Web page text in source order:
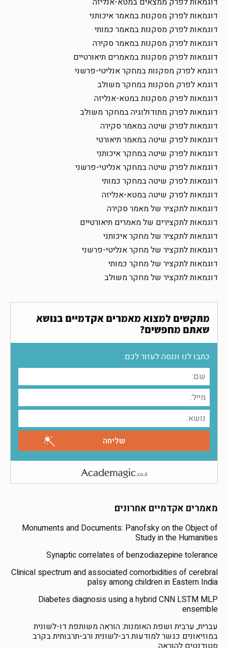
דוגמאות לפרק מסקנות במאמר איכותני
דוגמאות לפרק מסקנות במאמר כמותי
דוגמאות לפרק מסקנות במאמר סקירה
דוגמאות לפרק מסקנות במאמרים תיאורטיים
דוגמא לפרק מסקנות במחקר אנליטי-פרשני
דוגמא לפרק מסקנות במחקר משולב
דוגמאות לפרק מסקנות במטא-אנליזה
דוגמאות לפרק מתודולוגיה במחקר משולב
דוגמאות לפרק שיטה במאמר סקירה
דוגמאות לפרק שיטה במאמר תיאורטי
דוגמאות לפרק שיטה במחקר איכותני
דוגמאות לפרק שיטה במחקר אנליטי-פרשני
דוגמאות לפרק שיטה במחקר כמותי
דוגמאות לפרק שיטה במטא-אנליזה
דוגמאות לתקציר של מאמר סקירה
דוגמאות לתקצירים של מאמרים תיאורטיים
דוגמאות לתקציר של מחקר איכותני
דוגמאות לתקציר של מחקר אנליטי-פרשני
דוגמאות לתקציר של מחקר כמותי
דוגמאות לתקציר של מחקר משולב
מתקשים למצוא מאמרים אקדמיים בנושא
שאתם מחפשים?
כתבו לנו וננסה לעזור לכם:
מאמרים אקדמיים אחרונים
Monuments and Documents: Panofsky on the Object of
Study in the Humanities
Synaptic correlates of benzodiazepine tolerance
Clinical spectrum and associated comorbidities of cerebral
palsy among children in Eastern India
Diabetes diagnosis using a hybrid CNN LSTM MLP
ensemble
עברית, ערבית ושפת האומנות: הוראה משותפת דו-לשונית
במוזיאונים כגשר למודעות רב-לשונית ורב-תרבותית בקרב